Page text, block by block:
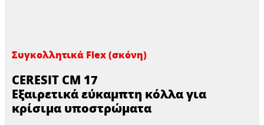
Συγκολλητικά Flex (σκόνη)
CERESIT CM 17
Εξαιρετικά εύκαμπτη κόλλα για
κρίσιμα υποστρώματα